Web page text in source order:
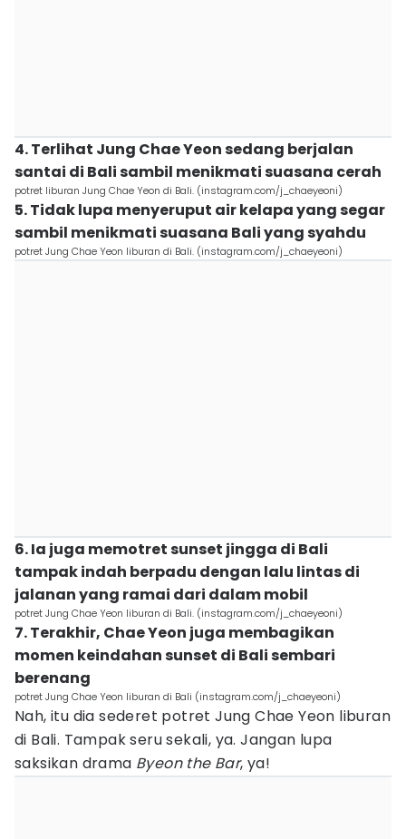
4. Terlihat Jung Chae Yeon sedang berjalan
santai di Bali sambil menikmati suasana cerah
potret liburan Jung Chae Yeon di Bali. (instagram.com/j_chaeyeoni)
5. Tidak lupa menyeruput air kelapa yang segar
sambil menikmati suasana Bali yang syahdu
potret Jung Chae Yeon liburan di Bali. (instagram.com/j_chaeyeoni)
6. Ia juga memotret sunset jingga di Bali
tampak indah berpadu dengan lalu lintas di
jalanan yang ramai dari dalam mobil
potret Jung Chae Yeon liburan di Bali. (instagram.com/j_chaeyeoni)
7. Terakhir, Chae Yeon juga membagikan
momen keindahan sunset di Bali sembari
berenang
potret Jung Chae Yeon liburan di Bali (instagram.com/j_chaeyeoni)
Nah, itu dia sederet potret Jung Chae Yeon liburan
di Bali. Tampak seru sekali, ya. Jangan lupa
saksikan drama Byeon the Bar, ya!